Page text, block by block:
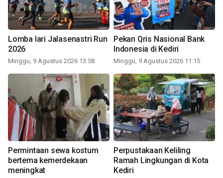
Lomba lari Jalasenastri Run
2026
Minggu, 9 Agustus 2026 13:58
Pekan Qris Nasional Bank
Indonesia di Kediri
Minggu, 9 Agustus 2026 11:15
Permintaan sewa kostum
bertema kemerdekaan
meningkat
Perpustakaan Keliling
Ramah Lingkungan di Kota
Kediri